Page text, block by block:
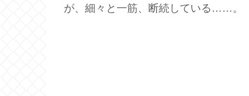
が、細々と一筋、断続している……。